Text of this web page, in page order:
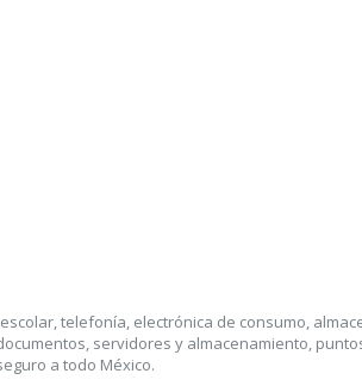
telefonía, electrónica de consumo,
servidores y almacenamiento,
a todo México.